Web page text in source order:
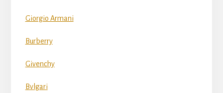
Giorgio Armani
Burberry
Givenchy
Bvlgari